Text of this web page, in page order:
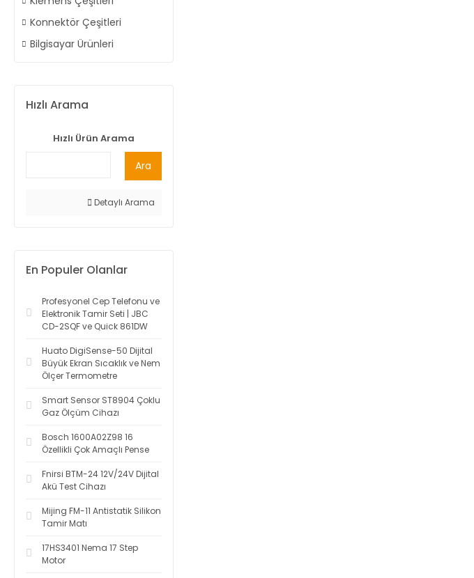
Konnektör Çeşitleri
Bilgisayar Ürünleri
Hızlı Arama
Hızlı Ürün Arama
Ara
Detaylı Arama
En Populer Olanlar
Profesyonel Cep Telefonu ve
Elektronik Tamir Seti | JBC
CD-2SQF ve Quick 861DW
Huato DigiSense-50 Dijital
Büyük Ekran Sıcaklık ve Nem
Ölçer Termometre
Smart Sensor ST8904 Çoklu
Gaz Ölçüm Cihazı
Bosch 1600A02Z98 16
Özellikli Çok Amaçlı Pense
Fnirsi BTM-24 12V/24V Dijital
Akü Test Cihazı
Mijing FM-11 Antistatik Silikon
Tamir Matı
17HS3401 Nema 17 Step
Motor